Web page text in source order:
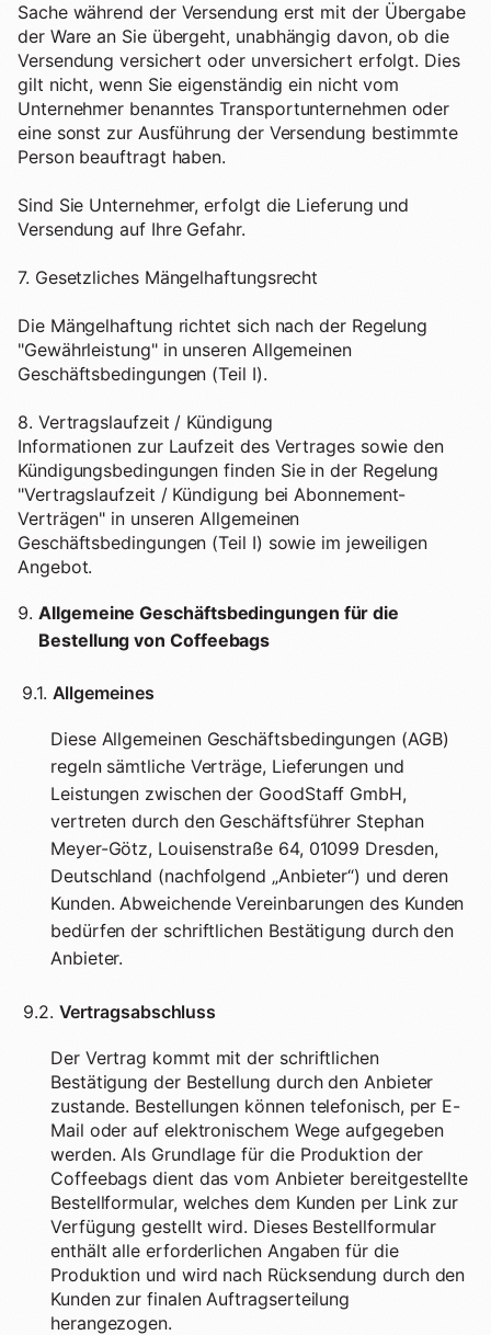
Sache während der Versendung erst mit der Übergabe
der Ware an Sie übergeht, unabhängig davon, ob die
Versendung versichert oder unversichert erfolgt. Dies
gilt nicht, wenn Sie eigenständig ein nicht vom
Unternehmer benanntes Transportunternehmen oder
eine sonst zur Ausführung der Versendung bestimmte
Person beauftragt haben.
Sind Sie Unternehmer, erfolgt die Lieferung und
Versendung auf Ihre Gefahr.
7. Gesetzliches Mängelhaftungsrecht
Die Mängelhaftung richtet sich nach der Regelung
"Gewährleistung" in unseren Allgemeinen
Geschäftsbedingungen (Teil I).
8. Vertragslaufzeit / Kündigung
Informationen zur Laufzeit des Vertrages sowie den
Kündigungsbedingungen finden Sie in der Regelung
"Vertragslaufzeit / Kündigung bei Abonnement-
Verträgen" in unseren Allgemeinen
Geschäftsbedingungen (Teil I) sowie im jeweiligen
Angebot.
Allgemeine Geschäftsbedingungen für die
Bestellung von Coffeebags
9.1. Allgemeines
Diese Allgemeinen Geschäftsbedingungen (AGB)
regeln sämtliche Verträge, Lieferungen und
Leistungen zwischen der GoodStaff GmbH,
vertreten durch den Geschäftsführer Stephan
Meyer-Götz, Louisenstraße 64, 01099 Dresden,
Deutschland (nachfolgend „Anbieter“) und deren
Kunden. Abweichende Vereinbarungen des Kunden
bedürfen der schriftlichen Bestätigung durch den
Anbieter.
9.2. Vertragsabschluss
Der Vertrag kommt mit der schriftlichen
Bestätigung der Bestellung durch den Anbieter
zustande. Bestellungen können telefonisch, per E-
Mail oder auf elektronischem Wege aufgegeben
werden. Als Grundlage für die Produktion der
Coffeebags dient das vom Anbieter bereitgestellte
Bestellformular, welches dem Kunden per Link zur
Verfügung gestellt wird. Dieses Bestellformular
enthält alle erforderlichen Angaben für die
Produktion und wird nach Rücksendung durch den
Kunden zur finalen Auftragserteilung
herangezogen.